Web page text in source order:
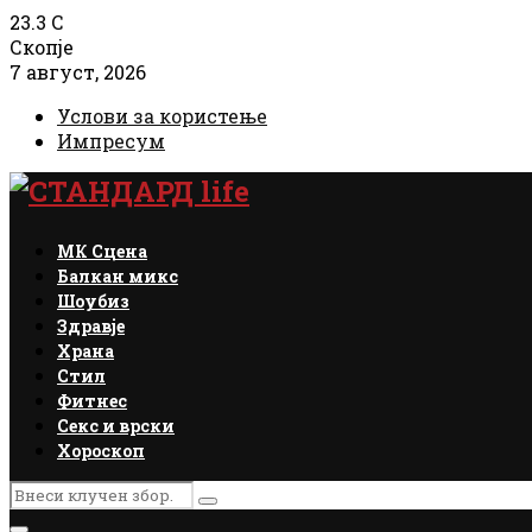
23.3 C
Скопје
7 август, 2026
Услови за користење
Импресум
Facebook
Instagram
Email
Rss
МК Сцена
Балкан микс
Шоубиз
Здравје
Храна
Стил
Фитнес
Секс и врски
Хороскоп
Search
for:
Search